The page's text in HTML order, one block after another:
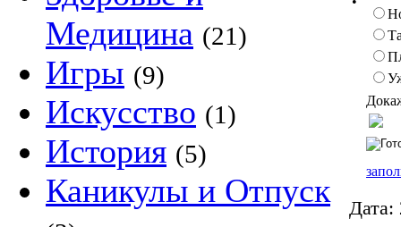
Медицина (21)
Игры (9)
Искусство (1)
История (5)
Каникулы и Отпуск Дата: